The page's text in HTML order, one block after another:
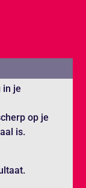
in je
op je
is.